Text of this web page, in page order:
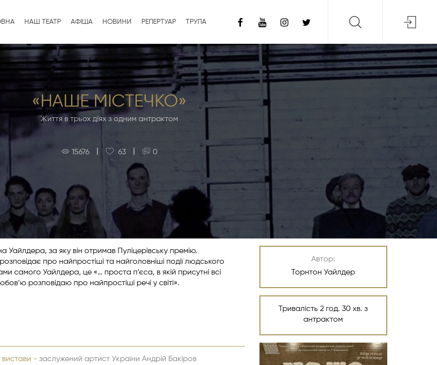
НАШ ТЕАТР АФІША НОВИНИ РЕПЕРТУАР ТРУПА
«НАШЕ МІСТЕЧКО»
Життя в трьох діях з одним антрактом
15676 63 0
Уайлдера, за яку він отримав Пуліцерівську премію.
про найпростіші та найголовніші події людського
самого Уайлдера, це «… проста п’єса, в якій присутні всі
розповідаю про найпростіші речі у світі».
вистави - заслужений артист України Андрій Бакіров
Автор:
Торнтон Уайлдер
Тривалість 2 год. 30 хв. з
антрактом